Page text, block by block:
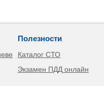
Полезности
Каталог СТО
Экзамен ПДД онлайн